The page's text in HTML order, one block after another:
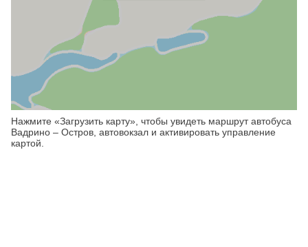
Нажмите «Загрузить карту», чтобы увидеть маршрут автобуса
Вадрино – Остров, автовокзал и активировать управление
картой.